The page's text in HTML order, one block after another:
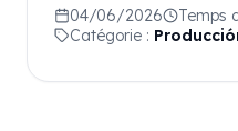
04/06/2026 Temps
Catégorie :